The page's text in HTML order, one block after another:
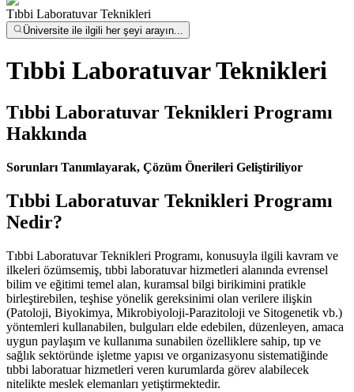
Tıbbi Laboratuvar Teknikleri
Üniversite ile ilgili her şeyi arayın...
Tıbbi Laboratuvar Teknikleri
Tıbbi Laboratuvar Teknikleri Programı
Hakkında
Sorunları Tanımlayarak, Çözüm Önerileri Geliştiriliyor
Tıbbi Laboratuvar Teknikleri Programı
Nedir?
Tıbbi Laboratuvar Teknikleri Programı, konusuyla ilgili kavram ve
ilkeleri özümsemiş, tıbbi laboratuvar hizmetleri alanında evrensel
bilim ve eğitimi temel alan, kuramsal bilgi birikimini pratikle
birleştirebilen, teşhise yönelik gereksinimi olan verilere ilişkin
(Patoloji, Biyokimya, Mikrobiyoloji-Parazitoloji ve Sitogenetik vb.)
yöntemleri kullanabilen, bulguları elde edebilen, düzenleyen, amaca
uygun paylaşım ve kullanıma sunabilen özelliklere sahip, tıp ve
sağlık sektöründe işletme yapısı ve organizasyonu sistematiğinde
tıbbi laboratuar hizmetleri veren kurumlarda görev alabilecek
nitelikte meslek elemanları yetiştirmektedir.